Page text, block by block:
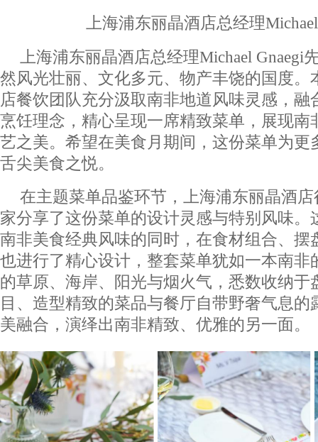
上海浦东丽晶酒店总经理
上海浦东丽晶酒店总经理Michael Gnaegi
然风光壮丽、文化多元、物产丰饶的国度。
店餐饮团队充分汲取南非地道风味灵感，融
烹饪理念，精心呈现一席精致菜单，展现南
艺之美。希望在美食月期间，这份菜单为更
舌尖美食之悦。
在主题菜单品鉴环节，上海浦东丽晶酒店
家分享了这份菜单的设计灵感与特别风味。
南非美食经典风味的同时，在食材组合、摆
也进行了精心设计，整套菜单犹如一本南非
的草原、海岸、阳光与烟火气，悉数收纳于
目、造型精致的菜品与餐厅自带野奢气息的
美融合，演绎出南非精致、优雅的另一面。